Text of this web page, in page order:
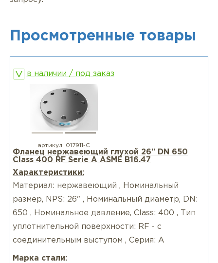
Просмотренные товары
в наличии / под заказ
артикул: 017911-С
Фланец нержавеющий глухой 26" DN 650
Class 400 RF Serie А ASME B16.47
Характеристики:
Материал: нержавеющий , Номинальный
размер, NPS: 26" , Номинальный диаметр, DN:
650 , Номинальное давление, Class: 400 , Тип
уплотнительной поверхности: RF - с
соединительным выступом , Серия: А
Марка стали: